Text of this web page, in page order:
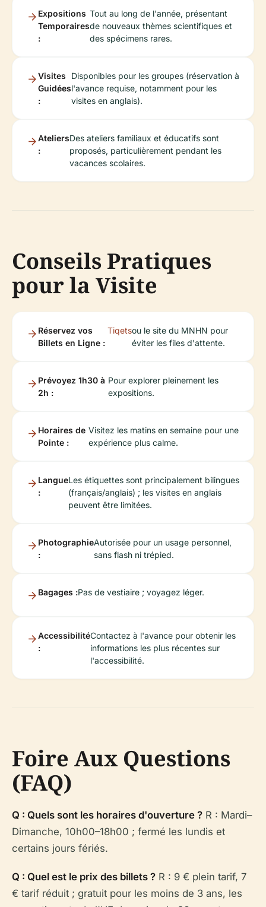
Expositions
Temporaires
:
Tout au long de l'année, présentant
de nouveaux thèmes scientifiques et
des spécimens rares.
Visites
Guidées
:
Disponibles pour les groupes (réservation à
l'avance requise, notamment pour les
visites en anglais).
Ateliers
:
Des ateliers familiaux et éducatifs sont
proposés, particulièrement pendant les
vacances scolaires.
Conseils Pratiques
pour la Visite
Réservez vos
Billets en Ligne :
Tiqetsou le site du MNHN pour
éviter les files d'attente.
Prévoyez 1h30 à
2h :
Pour explorer pleinement les
expositions.
Horaires de
Pointe :
Visitez les matins en semaine pour une
expérience plus calme.
Langue
:
Les étiquettes sont principalement bilingues
(français/anglais) ; les visites en anglais
peuvent être limitées.
Photographie
:
Autorisée pour un usage personnel,
sans flash ni trépied.
Bagages :Pas de vestiaire ; voyagez léger.
Accessibilité
:
Contactez à l'avance pour obtenir les
informations les plus récentes sur
l'accessibilité.
Foire Aux Questions
(FAQ)
Q : Quels sont les horaires d'ouverture ? R : Mardi–
Dimanche, 10h00–18h00 ; fermé les lundis et
certains jours fériés.
Q : Quel est le prix des billets ? R : 9 € plein tarif, 7
€ tarif réduit ; gratuit pour les moins de 3 ans, les